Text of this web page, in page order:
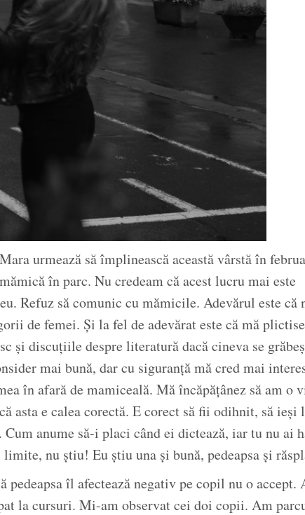
urmează să împlinească această vârstă în
în parc. Nu credeam că acest lucru mai este
Refuz să comunic cu mămicile. Adevărul este că
de femei. Și la fel de adevărat este că mă
și discuțiile despre literatură dacă cineva se
mai bună, dar cu siguranță mă cred mai
în afară de mamiceală. Mă încăpățânez să am o
asta e calea corectă. E corect să fii odihnit, să ieși
anume să-i placi când ei dictează, iar tu nu ai
nu știu! Eu știu una și bună, pedeapsa și
pedeapsa îl afectează negativ pe copil nu o accept.
la cursuri. Mi-am observat cei doi copii. Am